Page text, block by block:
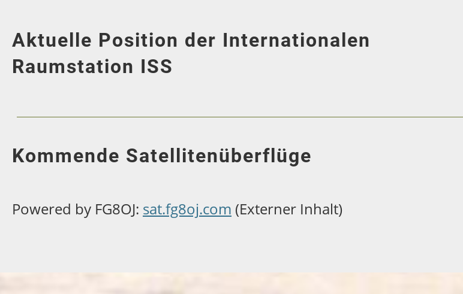
Aktuelle Position der Internationalen
Raumstation ISS
Kommende Satellitenüberflüge
Powered by FG8OJ: sat.fg8oj.com (Externer Inhalt)